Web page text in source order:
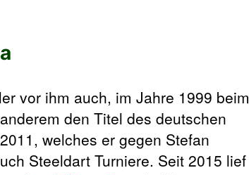
vor ihm auch, im Jahre 1999 beim
den Titel des deutschen
welches er gegen Stefan
Steeldart Turniere. Seit 2015 lief